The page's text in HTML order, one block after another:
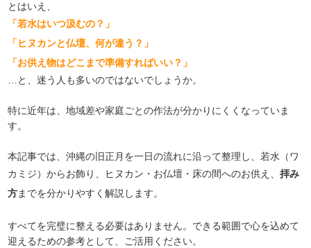
とはいえ、
「若水はいつ汲むの？」
「ヒヌカンと仏壇、何が違う？」
「お供え物はどこまで準備すればいい？」
…と、迷う人も多いのではないでしょうか。
特に近年は、地域差や家庭ごとの作法が分かりにくくなっていま
す。
本記事では、沖縄の旧正月を一日の流れに沿って整理し、若水（ワ
カミジ）からお飾り、ヒヌカン・お仏壇・床の間へのお供え、拝み
方までを分かりやすく解説します。
すべてを完璧に整える必要はありません。できる範囲で心を込めて
迎えるための参考として、ご活用ください。